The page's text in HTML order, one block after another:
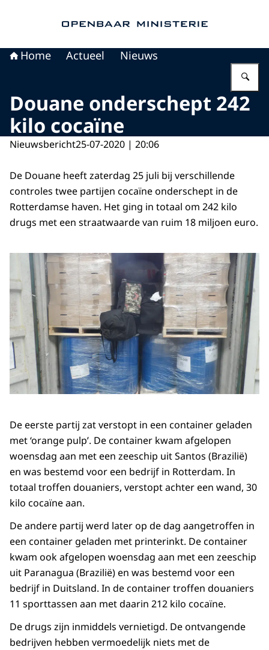
Home Actueel Nieuws
Douane onderschept 242
kilo cocaïne
Nieuwsbericht25-07-2020 | 20:06
De Douane heeft zaterdag 25 juli bij verschillende
controles twee partijen cocaïne onderschept in de
Rotterdamse haven. Het ging in totaal om 242 kilo
drugs met een straatwaarde van ruim 18 miljoen euro.
De eerste partij zat verstopt in een container geladen
met ‘orange pulp’. De container kwam afgelopen
woensdag aan met een zeeschip uit Santos (Brazilië)
en was bestemd voor een bedrijf in Rotterdam. In
totaal troffen douaniers, verstopt achter een wand, 30
kilo cocaïne aan.
De andere partij werd later op de dag aangetroffen in
een container geladen met printerinkt. De container
kwam ook afgelopen woensdag aan met een zeeschip
uit Paranagua (Brazilië) en was bestemd voor een
bedrijf in Duitsland. In de container troffen douaniers
11 sporttassen aan met daarin 212 kilo cocaïne.
De drugs zijn inmiddels vernietigd. De ontvangende
bedrijven hebben vermoedelijk niets met de